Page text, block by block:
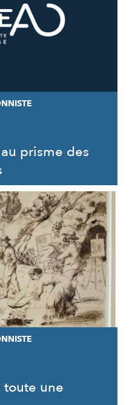
prisme des
toute une